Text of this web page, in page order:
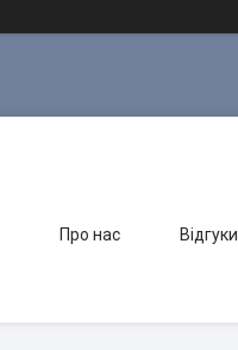
Про нас Відгуки